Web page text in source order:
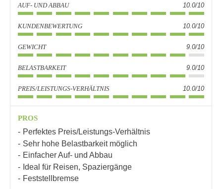
AUF- UND ABBAU 10.0/10
KUNDENBEWERTUNG 10.0/10
GEWICHT 9.0/10
BELASTBARKEIT 9.0/10
PREIS/LEISTUNGS-VERHÄLTNIS 10.0/10
PROS
Perfektes Preis/Leistungs-Verhältnis
Sehr hohe Belastbarkeit möglich
Einfacher Auf- und Abbau
Ideal für Reisen, Spaziergänge
Feststellbremse